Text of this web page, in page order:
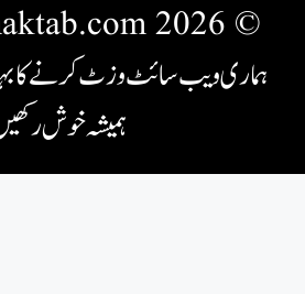
© 2026 deeniyatmaktab.com
ہماری ویب سائٹ وزٹ کرنے کا
ہمیشہ خوش